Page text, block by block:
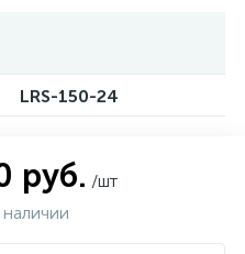
LRS-150-24
руб. /шт